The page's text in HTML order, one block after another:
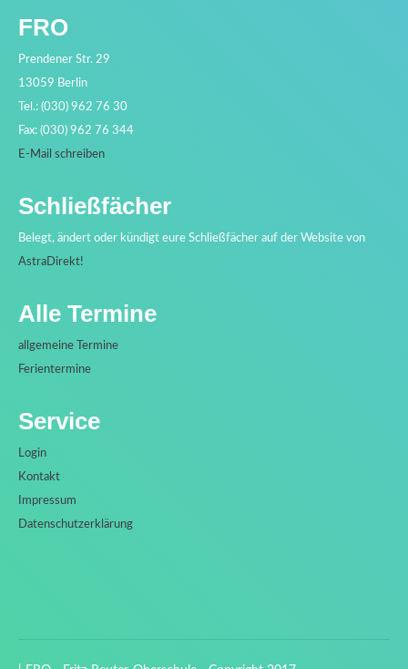
FRO
Prendener Str. 29
13059 Berlin
Tel.: (030) 962 76 30
Fax: (030) 962 76 344
E-Mail schreiben
Schließfächer
Belegt, ändert oder kündigt eure Schließfächer auf der Website von
AstraDirekt!
Alle Termine
allgemeine Termine
Ferientermine
Service
Login
Kontakt
Impressum
Datenschutzerklärung